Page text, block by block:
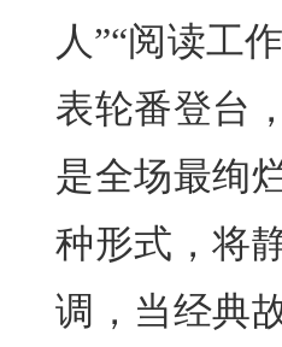
人”“阅读工
表轮番登台
是全场最绚
种形式，将
调，当经典